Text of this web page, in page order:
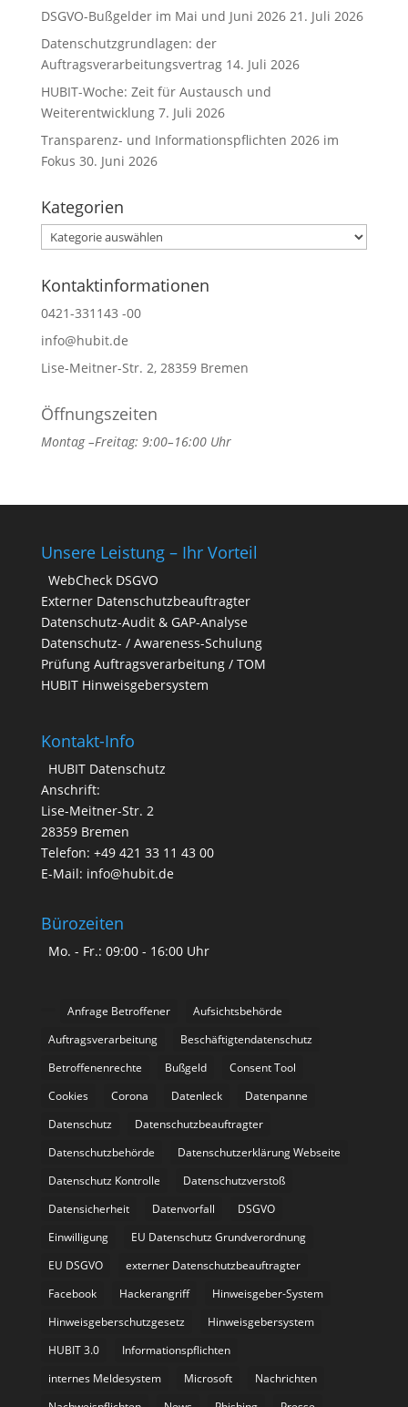
DSGVO-Bußgelder im Mai und Juni 2026 21. Juli 2026
Datenschutzgrundlagen: der
Auftragsverarbeitungsvertrag 14. Juli 2026
HUBIT-Woche: Zeit für Austausch und
Weiterentwicklung 7. Juli 2026
Transparenz- und Informationspflichten 2026 im
Fokus 30. Juni 2026
Kategorien
Kategorien
Kontaktinformationen
0421-331143 -00
info@hubit.de
Lise-Meitner-Str. 2, 28359 Bremen
Öffnungszeiten
Montag –Freitag: 9:00–16:00 Uhr
Unsere Leistung – Ihr Vorteil
WebCheck DSGVO
Externer Datenschutzbeauftragter
Datenschutz-Audit & GAP-Analyse
Datenschutz- / Awareness-Schulung
Prüfung Auftragsverarbeitung / TOM
HUBIT Hinweisgebersystem
Kontakt-Info
HUBIT Datenschutz
Anschrift:
Lise-Meitner-Str. 2
28359 Bremen
Telefon: +49 421 33 11 43 00
E-Mail: info@hubit.de
Bürozeiten
Mo. - Fr.: 09:00 - 16:00 Uhr
Anfrage Betroffener
Aufsichtsbehörde
Auftragsverarbeitung
Beschäftigtendatenschutz
Betroffenenrechte
Bußgeld
Consent Tool
Cookies
Corona Datenleck
Datenpanne
Datenschutz
Datenschutzbeauftragter
Datenschutzbehörde
Datenschutzerklärung Webseite
Datenschutz Kontrolle
Datenschutzverstoß
Datensicherheit
Datenvorfall
DSGVO
Einwilligung
EU Datenschutz Grundverordnung
EU DSGVO
externer Datenschutzbeauftragter
Facebook
Hackerangriff
Hinweisgeber-System
Hinweisgeberschutzgesetz
Hinweisgebersystem
HUBIT 3.0
Informationspflichten
internes Meldesystem
Microsoft
Nachrichten